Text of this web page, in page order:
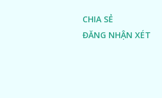
CHIA SẺ
ĐĂNG NHẬN XÉT